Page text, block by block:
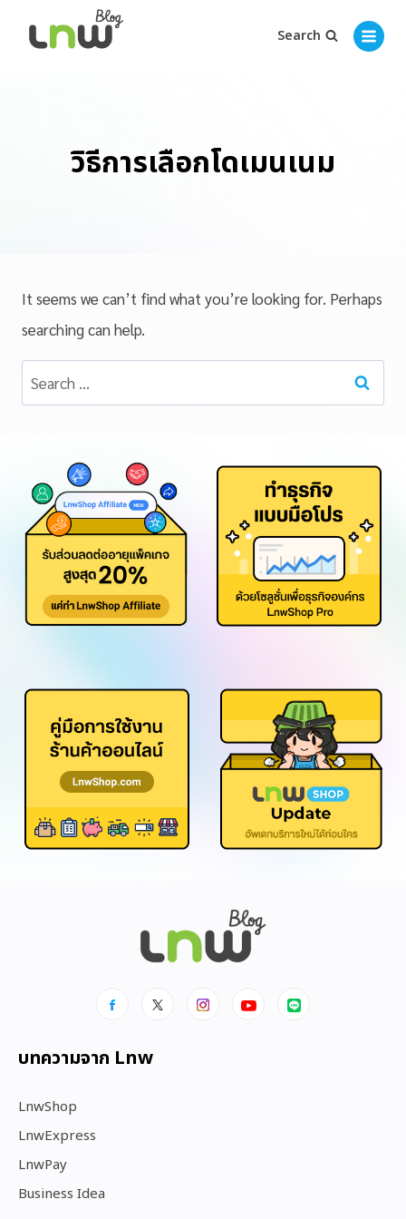
Search
วิธีการเลือกโดเมนเนม
It seems we can’t find what you’re looking for. Perhaps
searching can help.
บทความจาก Lnw
LnwShop
LnwExpress
LnwPay
Business Idea